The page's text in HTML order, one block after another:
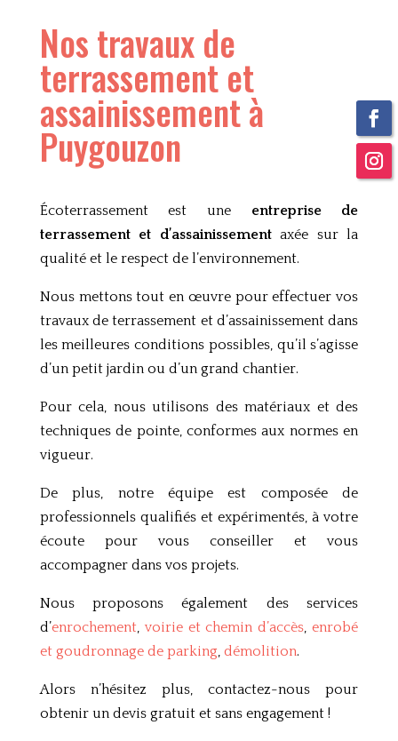
Nos travaux de
terrassement et
assainissement à
Puygouzon
Écoterrassement est une entreprise de
terrassement et d’assainissementaxée sur la
qualité et le respect de l’environnement.
Nous mettons tout en œuvre pour effectuer vos
travaux de terrassement et d’assainissement dans
les meilleures conditions possibles, qu’il s’agisse
d’un petit jardin ou d’un grand chantier.
Pour cela, nous utilisons des matériaux et des
techniques de pointe, conformes aux normes en
vigueur.
De plus, notre équipe est composée de
professionnels qualifiés et expérimentés, à votre
écoute pour vous conseiller et vous
accompagner dans vos projets.
Nous proposons également des services
d’enrochement, voirie et chemin d’accès ,enrobé
et goudronnage de parking démolition.
Alors n’hésitez plus, contactez-nous pour
obtenir un devis gratuit et sans engagement !